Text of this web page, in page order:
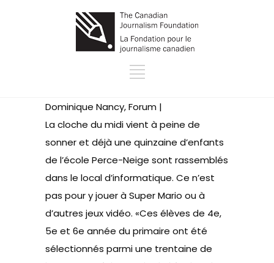
Dominique Nancy, Forum |
La cloche du midi vient à peine de
sonner et déjà une quinzaine d’enfants
de l’école Perce-Neige sont rassemblés
dans le local d’informatique. Ce n’est
pas pour y jouer à Super Mario ou à
d’autres jeux vidéo. «Ces élèves de 4e,
5e et 6e année du primaire ont été
sélectionnés parmi une trentaine de